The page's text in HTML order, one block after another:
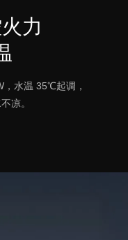
力
，水温 35℃起调，
凉。